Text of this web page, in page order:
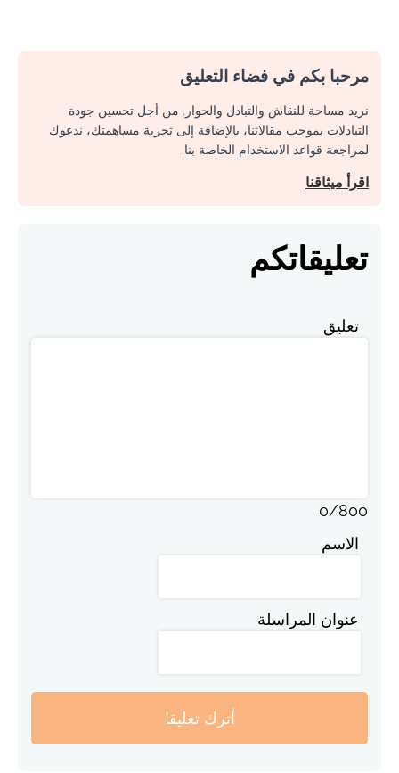
مرحبا بكم في فضاء التعليق
نريد مساحة للنقاش والتبادل والحوار. من أجل تحسين جودة
التبادلات بموجب مقالاتنا، بالإضافة إلى تجربة مساهمتك، ندعوك
لمراجعة قواعد الاستخدام الخاصة بنا.
اقرأ ميثاقنا
تعليقاتكم
تعليق
0/800
الاسم
عنوان المراسلة
أترك تعليقا